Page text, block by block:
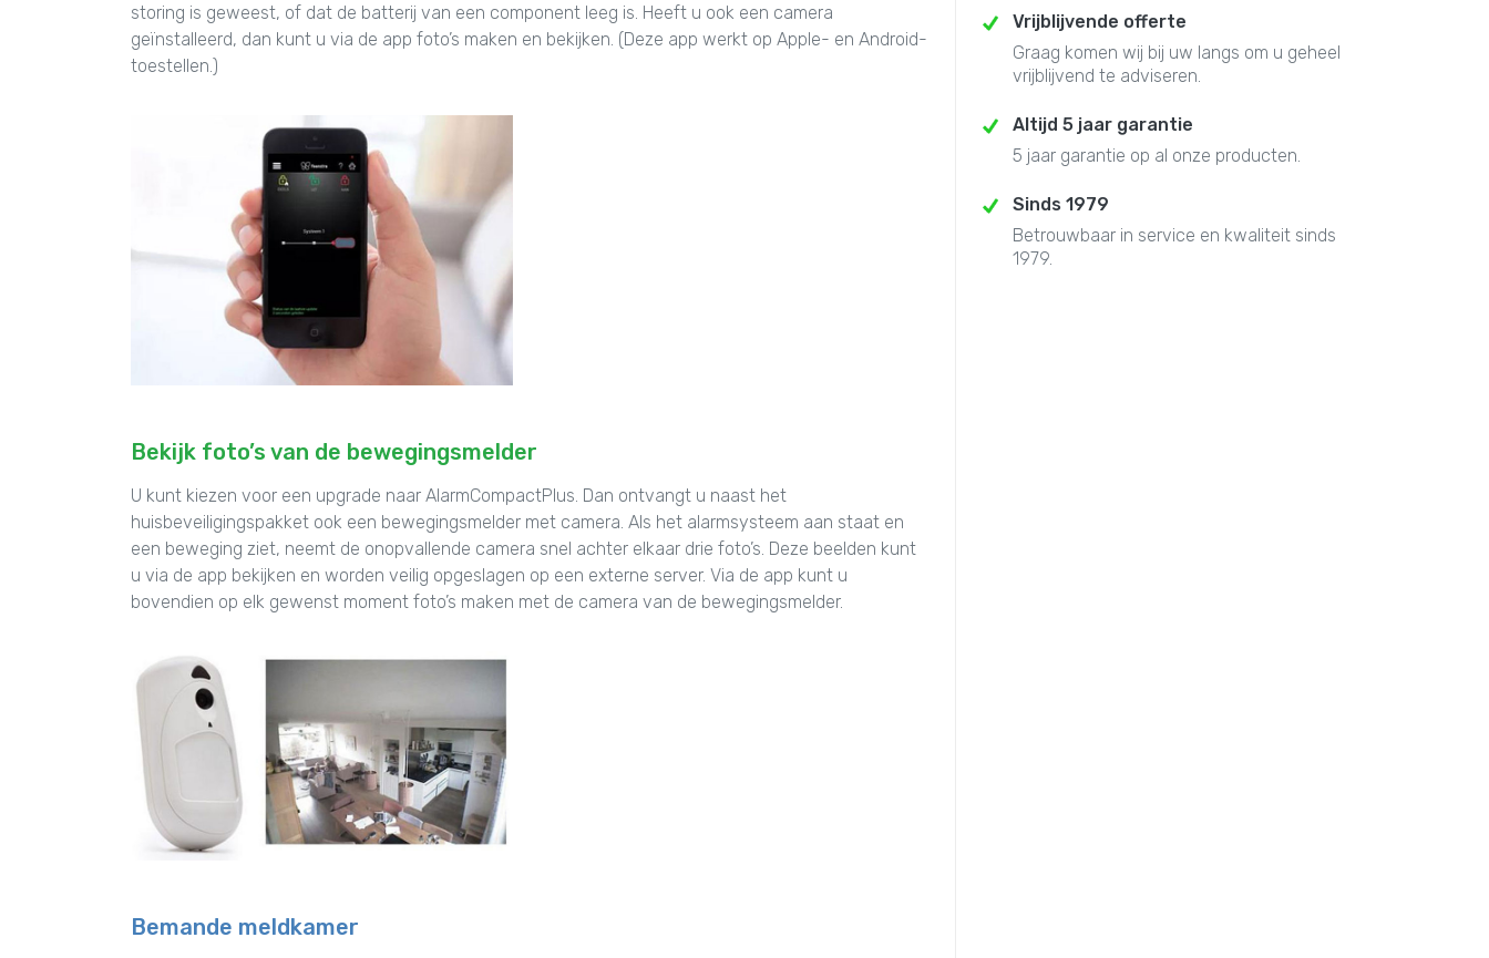
storing is geweest, of dat de batterij van een component leeg is. Heeft u ook een camera
geïnstalleerd, dan kunt u via de app foto’s maken en bekijken. (Deze app werkt op Apple- en Android-
toestellen.)
Bekijk foto’s van de bewegingsmelder
U kunt kiezen voor een upgrade naar AlarmCompactPlus. Dan ontvangt u naast het
huisbeveiligingspakket ook een bewegingsmelder met camera. Als het alarmsysteem aan staat en
een beweging ziet, neemt de onopvallende camera snel achter elkaar drie foto’s. Deze beelden kunt
u via de app bekijken en worden veilig opgeslagen op een externe server. Via de app kunt u
bovendien op elk gewenst moment foto’s maken met de camera van de bewegingsmelder.
Bemande meldkamer
Vrijblijvende offerte
Graag komen wij bij uw langs om u geheel
vrijblijvend te adviseren.
Altijd 5 jaar garantie
5 jaar garantie op al onze producten.
Sinds 1979
Betrouwbaar in service en kwaliteit sinds
1979.